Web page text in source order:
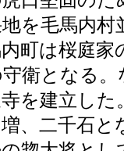
を毛馬内
町は桜庭
衛となる
を建立し
、二千石と